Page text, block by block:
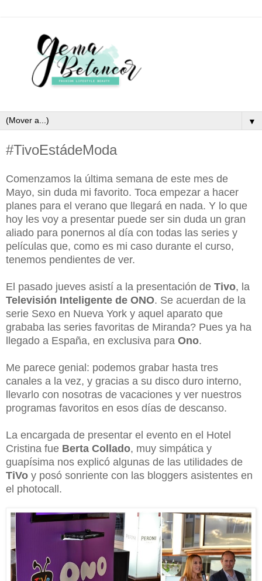
▼
#TivoEstádeModa
Comenzamos la última semana de este mes de
Mayo, sin duda mi favorito. Toca empezar a hacer
planes para el verano que llegará en nada. Y lo que
hoy les voy a presentar puede ser sin duda un gran
aliado para ponernos al día con todas las series y
películas que, como es mi caso durante el curso,
tenemos pendientes de ver.
El pasado jueves asistí a la presentación de Tivo, la
Televisión Inteligente de ONO. Se acuerdan de la
serie Sexo en Nueva York y aquel aparato que
grababa las series favoritas de Miranda? Pues ya ha
llegado a España, en exclusiva para Ono.
Me parece genial: podemos grabar hasta tres
canales a la vez, y gracias a su disco duro interno,
llevarlo con nosotras de vacaciones y ver nuestros
programas favoritos en esos días de descanso.
La encargada de presentar el evento en el Hotel
Cristina fue Berta Collado, muy simpática y
guapísima nos explicó algunas de las utilidades de
TiVo y posó sonriente con las bloggers asistentes en
el photocall.